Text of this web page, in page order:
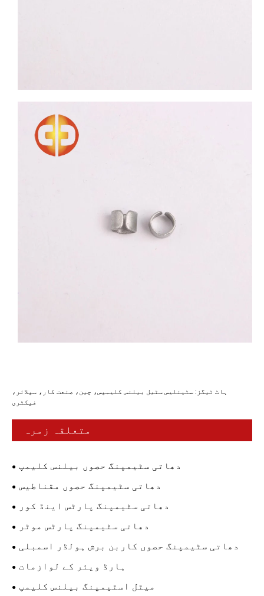
ہاٹ ٹیگز: سٹینلیس سٹیل بیلنس کلیمپس، چین، صنعت کار، سپلائر،
فیکٹری
متعلقہ زمرہ
دھاتی سٹیمپنگ حصوں بیلنس کلیمپ
دھاتی سٹیمپنگ حصوں مقناطیس
دھاتی سٹیمپنگ پارٹس اینڈ کور
دھاتی سٹیمپنگ پارٹس موٹر
دھاتی سٹیمپنگ حصوں کاربن برش ہولڈر اسمبلی
ہارڈ ویئر کے لوازمات
میٹل اسٹیمپنگ بیلنس کلیمپ